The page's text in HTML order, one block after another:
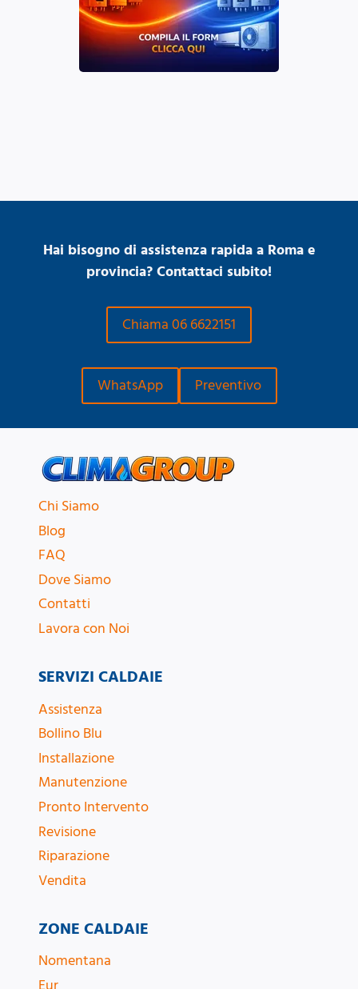
Hai bisogno di assistenza rapida a Roma e
provincia? Contattaci subito!
Chiama 06 6622151
WhatsApp Preventivo
Chi Siamo
Blog
FAQ
Dove Siamo
Contatti
Lavora con Noi
SERVIZI CALDAIE
Assistenza
Bollino Blu
Installazione
Manutenzione
Pronto Intervento
Revisione
Riparazione
Vendita
ZONE CALDAIE
Nomentana